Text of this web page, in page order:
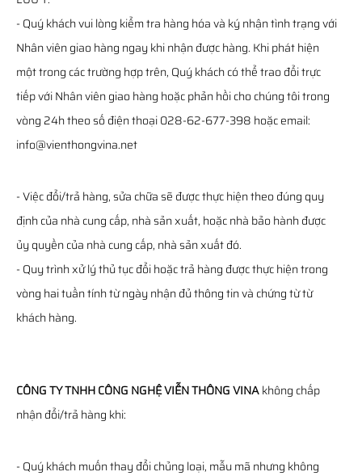
- Quý khách vui lòng kiểm tra hàng hóa và ký nhận tình trạng với
Nhân viên giao hàng ngay khi nhận được hàng. Khi phát hiện
một trong các trường hợp trên, Quý khách có thể trao đổi trực
tiếp với Nhân viên giao hàng hoặc phản hồi cho chúng tôi trong
vòng 24h theo số điện thoại 028-62-677-398 hoặc email:
info@vienthongvina.net
- Việc đổi/trả hàng, sửa chữa sẽ được thực hiện theo đúng quy
định của nhà cung cấp, nhà sản xuất, hoặc nhà bảo hành được
ủy quyền của nhà cung cấp, nhà sản xuất đó.
- Quy trình xử lý thủ tục đổi hoặc trả hàng được thực hiện trong
vòng hai tuần tính từ ngày nhận đủ thông tin và chứng từ từ
khách hàng.
CÔNG TY TNHH CÔNG NGHỆ VIỄN THÔNG VINAkhông chấp
nhận đổi/trả hàng khi:
- Quý khách muốn thay đổi chủng loại, mẫu mã nhưng không